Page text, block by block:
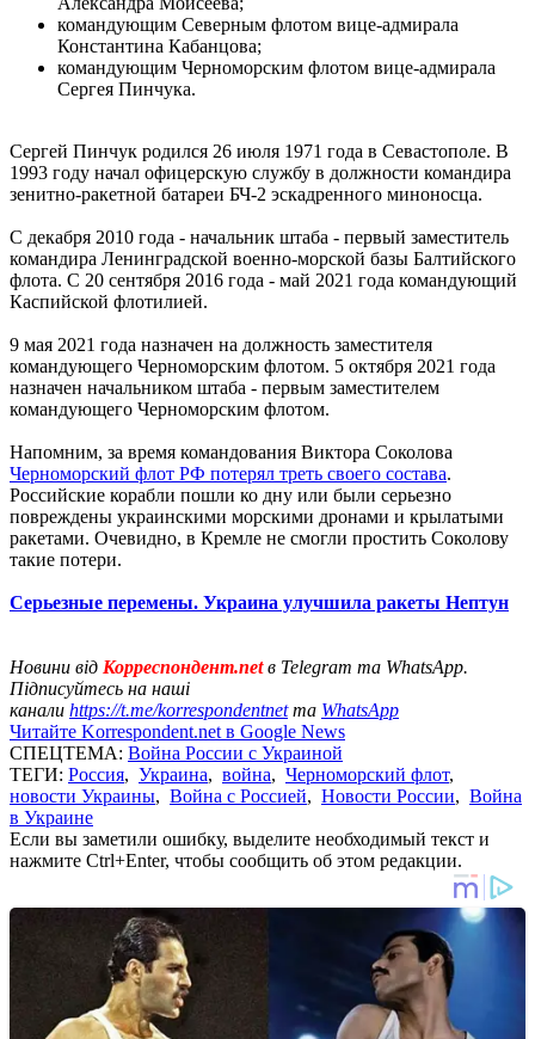
командующим Северным флотом вице-адмирала
Константина Кабанцова;
командующим Черноморским флотом вице-адмирала
Сергея Пинчука.
Сергей Пинчук родился 26 июля 1971 года в Севастополе. В
1993 году начал офицерскую службу в должности командира
зенитно-ракетной батареи БЧ-2 эскадренного миноносца.
С декабря 2010 года - начальник штаба - первый заместитель
командира Ленинградской военно-морской базы Балтийского
флота. С 20 сентября 2016 года - май 2021 года командующий
Каспийской флотилией.
9 мая 2021 года назначен на должность заместителя
командующего Черноморским флотом. 5 октября 2021 года
назначен начальником штаба - первым заместителем
командующего Черноморским флотом.
Напомним, за время командования Виктора Соколова
Черноморский флот РФ потерял треть своего состава.
Российские корабли пошли ко дну или были серьезно
повреждены украинскими морскими дронами и крылатыми
ракетами. Очевидно, в Кремле не смогли простить Соколову
такие потери.
Серьезные перемены. Украина улучшила ракеты Нептун
Новини від Корреспондент.netв Telegram та WhatsApp.
Підписуйтесь на наші
канали https://t.me/korrespondentnetта WhatsApp
Читайте Korrespondent.net в Google News
СПЕЦТЕМА: Война России с Украиной
ТЕГИ: Россия, Украина, война, Черноморский флот,
новости Украины, Война с Россией, Новости России, Война
в Украине
Если вы заметили ошибку, выделите необходимый текст и
нажмите Ctrl+Enter, чтобы сообщить об этом редакции.